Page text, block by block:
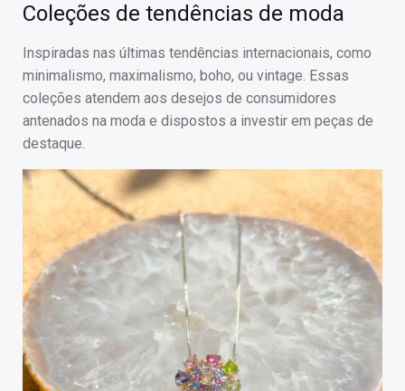
Coleções de tendências de moda
Inspiradas nas últimas tendências internacionais, como
minimalismo, maximalismo, boho, ou vintage. Essas
coleções atendem aos desejos de consumidores
antenados na moda e dispostos a investir em peças de
destaque.